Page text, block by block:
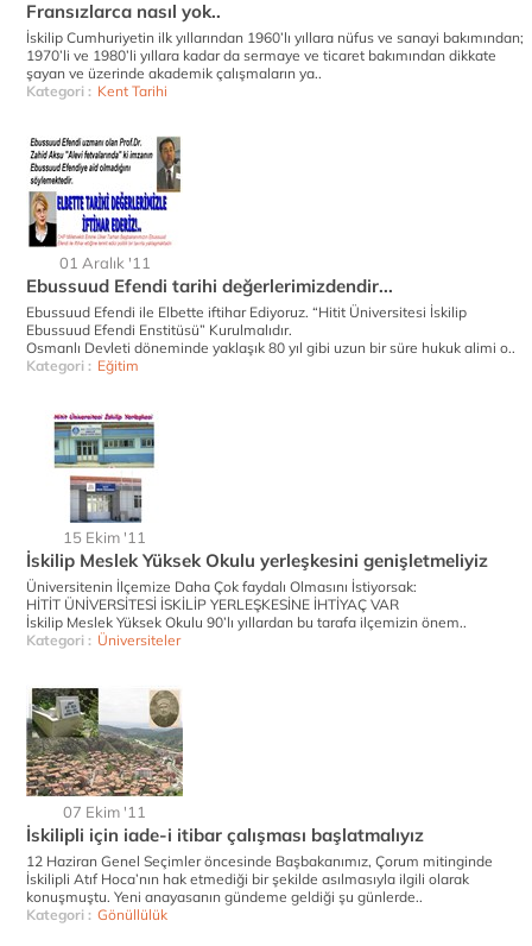
Fransızlarca nasıl yok..
İskilip Cumhuriyetin ilk yıllarından 1960’lı yıllara nüfus ve sanayi bakımından;
1970’li ve 1980’li yıllara kadar da sermaye ve ticaret bakımından dikkate
şayan ve üzerinde akademik çalışmaların ya..
Kategori : Kent Tarihi
01 Aralık '11
Ebussuud Efendi tarihi değerlerimizdendir...
Ebussuud Efendi ile Elbette iftihar Ediyoruz. “Hitit Üniversitesi İskilip
Ebussuud Efendi Enstitüsü” Kurulmalıdır.
Osmanlı Devleti döneminde yaklaşık 80 yıl gibi uzun bir süre hukuk alimi o..
Kategori : Eğitim
15 Ekim '11
İskilip Meslek Yüksek Okulu yerleşkesini genişletmeliyiz
Üniversitenin İlçemize Daha Çok faydalı Olmasını İstiyorsak:
HİTİT ÜNİVERSİTESİ İSKİLİP YERLEŞKESİNE İHTİYAÇ VAR
İskilip Meslek Yüksek Okulu 90’lı yıllardan bu tarafa ilçemizin önem..
Kategori : Üniversiteler
07 Ekim '11
İskilipli için iade-i itibar çalışması başlatmalıyız
12 Haziran Genel Seçimler öncesinde Başbakanımız, Çorum mitinginde
İskilipli Atıf Hoca’nın hak etmediği bir şekilde asılmasıyla ilgili olarak
konuşmuştu. Yeni anayasanın gündeme geldiği şu günlerde..
Kategori : Gönüllülük